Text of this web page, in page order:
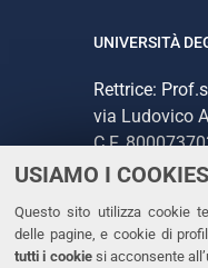
USIAMO I COOKIES
Questo sito utilizza cookie
delle pagine, e cookie di
tutti i cookiesi acconsente
UNIVERSITÀ
Rettrice:
via Ludovico
C.F.
CONTATTI
Tel. +39 0532